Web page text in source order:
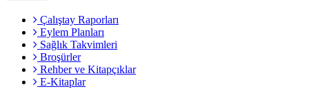
Çalıştay Raporları
Eylem Planları
Sağlık Takvimleri
Broşürler
Rehber ve Kitapçıklar
E-Kitaplar